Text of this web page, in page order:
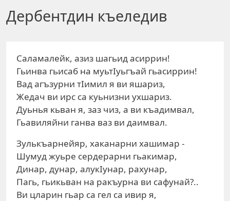
Дербентдин къеледив
Саламалейк, азиз шагьид асиррин!
Гьинва гьисаб на муьтIуьгъай гьасиррин!
Вад агъзурни тIимил я ви яшариз,
Жедач ви ирс са куьнизни ухшариз.
Дуьнья кьван я, заз чиз, а ви къадимвал,
Гьавиляйни ганва ваз ви даимвал.
Зулькъарнейяр, хаканарни хашимар -
Шумуд жуьре сердерарни гьакимар,
Динар, дунар, алукIунар, рахунар,
Пагь, гьикьван на ракъурна ви сафунай?..
Ви цларин гьар са гел са ивир я,